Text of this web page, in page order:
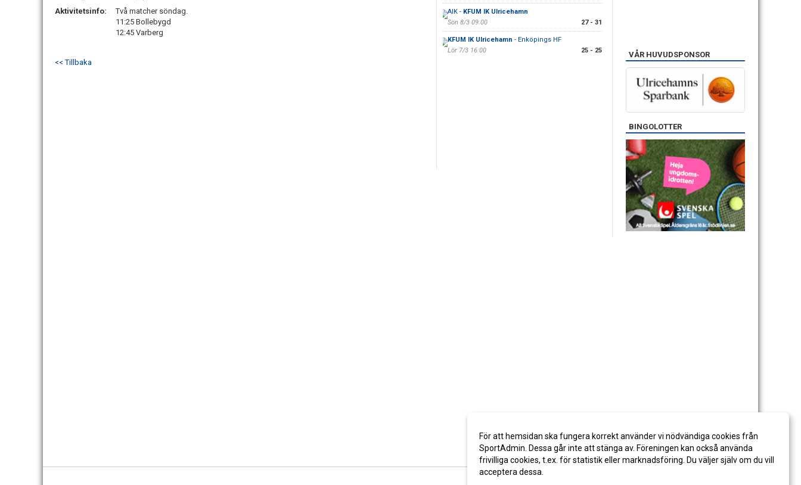
Aktivitetsinfo:
Två matcher söndag.
11:25 Bollebygd
12:45 Varberg
<< Tillbaka
AIK - KFUM IK Ulricehamn
Sön 8/3 09:00
27 - 31
KFUM IK Ulricehamn - Enköpings HF
Lör 7/3 16:00
25 - 25 VÅR HUVUDSPONSOR
BINGOLOTTER
För att hemsidan ska fungera korrekt använder vi nödvändiga cookies från
SportAdmin. Dessa går inte att stänga av. Föreningen kan också använda
frivilliga cookies, t.ex. för statistik eller marknadsföring. Du väljer själv om du vill
acceptera dessa.